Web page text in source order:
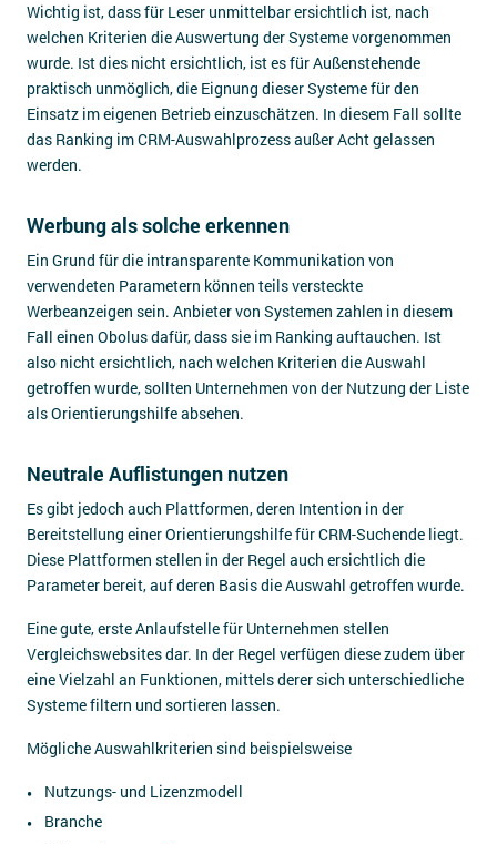
Wichtig ist, dass für Leser unmittelbar ersichtlich ist, nach
welchen Kriterien die Auswertung der Systeme vorgenommen
wurde. Ist dies nicht ersichtlich, ist es für Außenstehende
praktisch unmöglich, die Eignung dieser Systeme für den
Einsatz im eigenen Betrieb einzuschätzen. In diesem Fall sollte
das Ranking im CRM-Auswahlprozess außer Acht gelassen
werden.
Werbung als solche erkennen
Ein Grund für die intransparente Kommunikation von
verwendeten Parametern können teils versteckte
Werbeanzeigen sein. Anbieter von Systemen zahlen in diesem
Fall einen Obolus dafür, dass sie im Ranking auftauchen. Ist
also nicht ersichtlich, nach welchen Kriterien die Auswahl
getroffen wurde, sollten Unternehmen von der Nutzung der Liste
als Orientierungshilfe absehen.
Neutrale Auflistungen nutzen
Es gibt jedoch auch Plattformen, deren Intention in der
Bereitstellung einer Orientierungshilfe für CRM-Suchende liegt.
Diese Plattformen stellen in der Regel auch ersichtlich die
Parameter bereit, auf deren Basis die Auswahl getroffen wurde.
Eine gute, erste Anlaufstelle für Unternehmen stellen
Vergleichswebsites dar. In der Regel verfügen diese zudem über
eine Vielzahl an Funktionen, mittels derer sich unterschiedliche
Systeme filtern und sortieren lassen.
Mögliche Auswahlkriterien sind beispielsweise
Nutzungs- und Lizenzmodell
Branche